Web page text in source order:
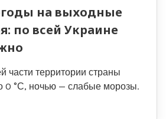
на выходные
по всей Украине
части территории страны
0 °С, ночью — слабые морозы.